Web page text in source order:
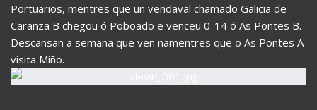
Portuarios, mentres que un vendaval chamado Galicia de
Caranza B chegou ó Poboado e venceu 0-14 ó As Pontes B.
Descansan a semana que ven namentres que o As Pontes A
visita Miño.